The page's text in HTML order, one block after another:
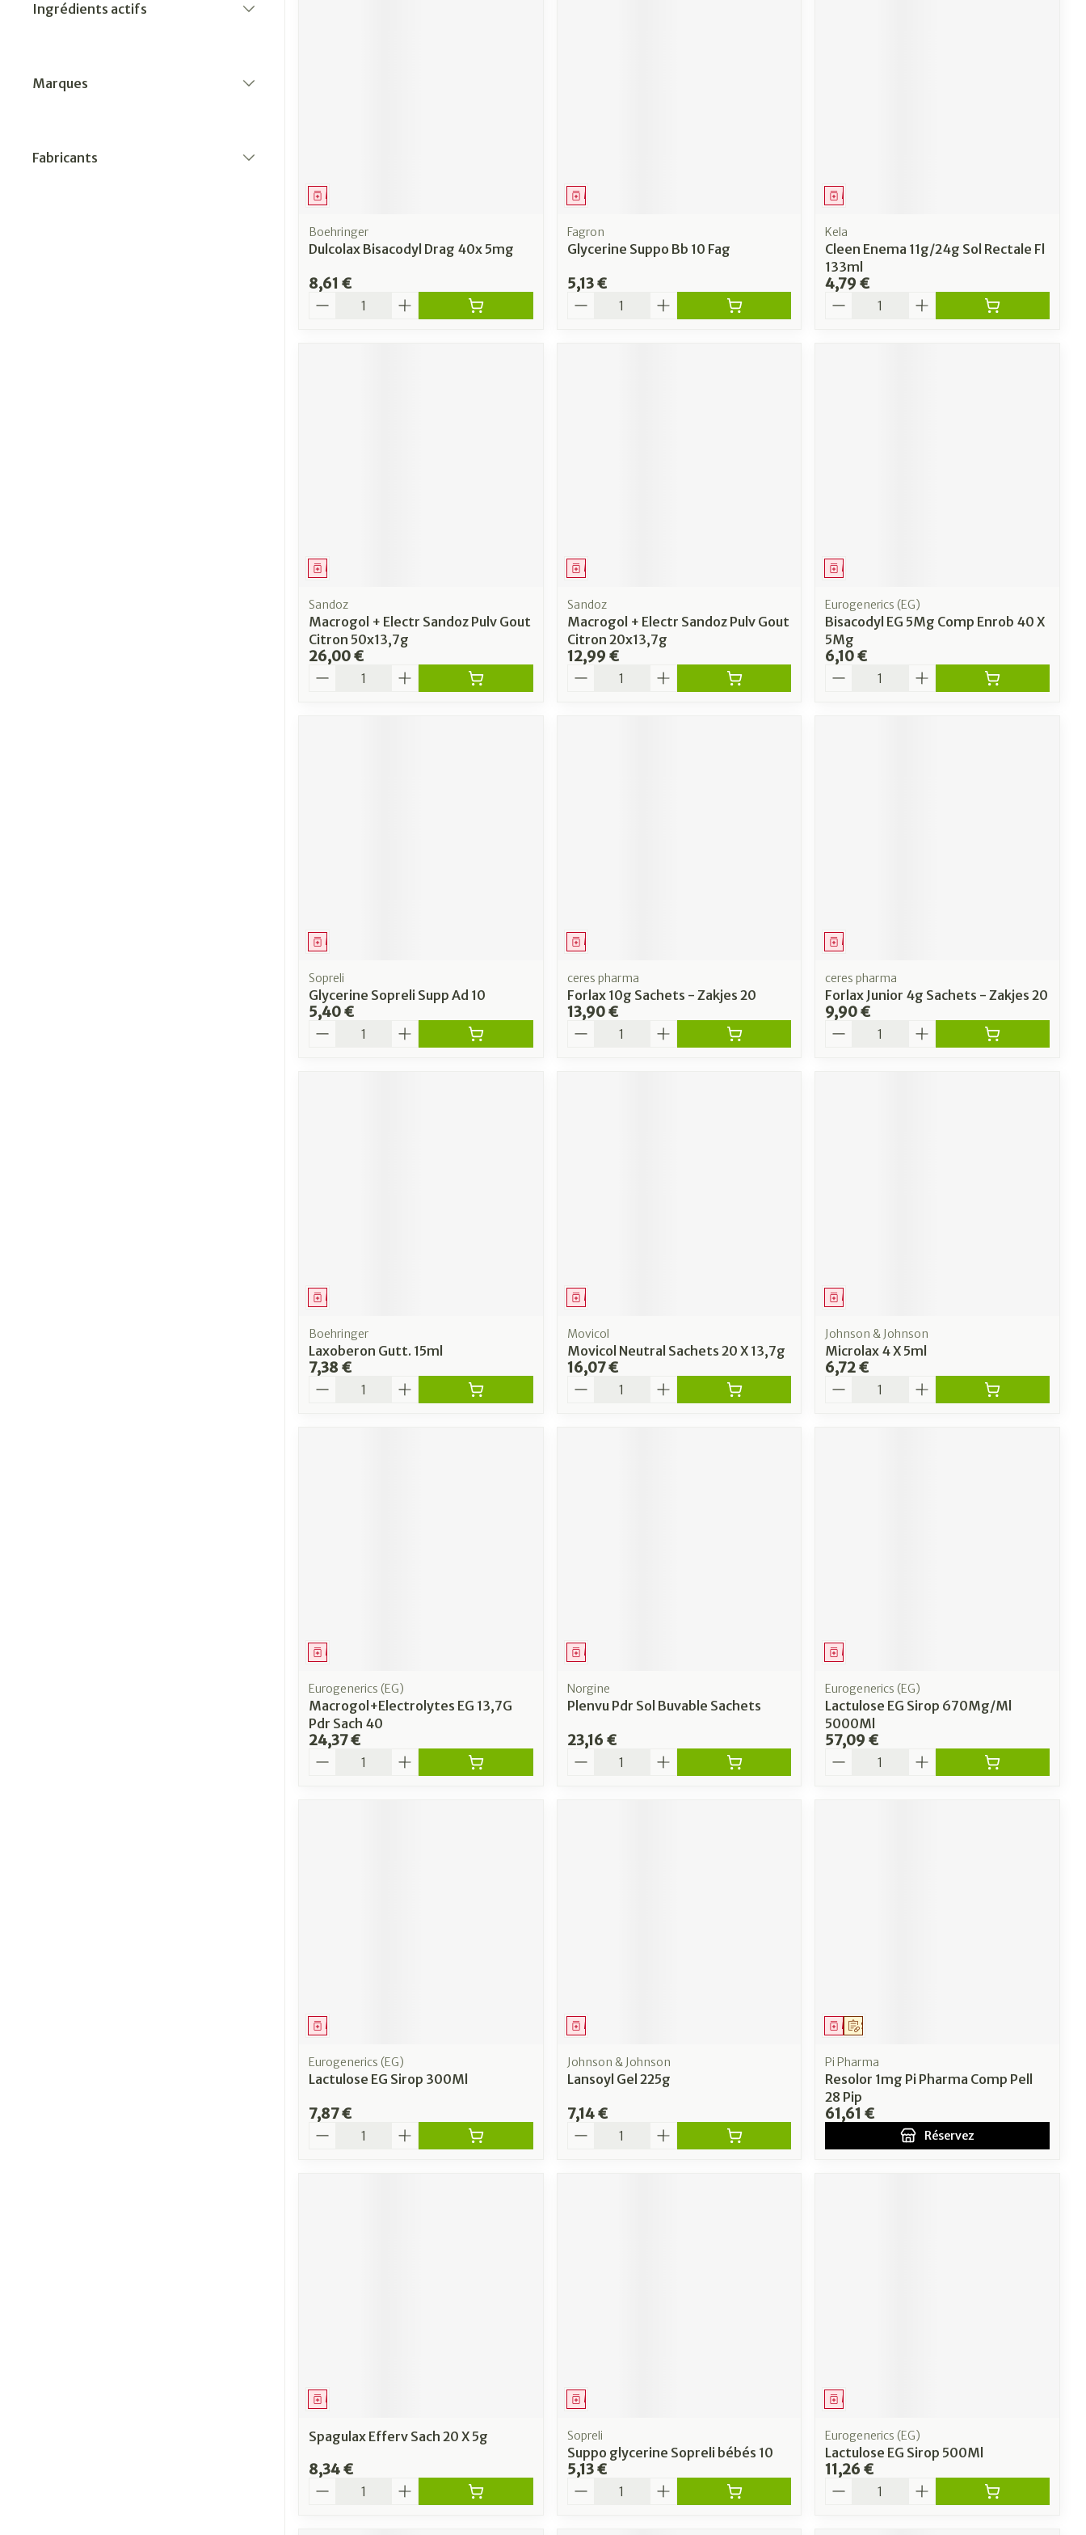
Ingrédients actifs
Marques
Fabricants
Médicament
Boehringer
Dulcolax Bisacodyl Drag 40x 5mg
8,61 €
Quantité
Médicament
Fagron
Glycerine Suppo Bb 10 Fag
5,13 €
Quantité
Médicament
Kela
Cleen Enema 11g/24g Sol Rectale Fl
133ml
4,79 €
Quantité
Médicament
Sandoz
Macrogol + Electr Sandoz Pulv Gout
Citron 50x13,7g
26,00 €
Quantité
Médicament
Sandoz
Macrogol + Electr Sandoz Pulv Gout
Citron 20x13,7g
12,99 €
Quantité
Médicament
Eurogenerics (EG)
Bisacodyl EG 5Mg Comp Enrob 40 X
5Mg
6,10 €
Quantité
Médicament
Sopreli
Glycerine Sopreli Supp Ad 10
5,40 €
Quantité
Médicament
ceres pharma
Forlax 10g Sachets - Zakjes 20
13,90 €
Quantité
Médicament
ceres pharma
Forlax Junior 4g Sachets - Zakjes 20
9,90 €
Quantité
Médicament
Boehringer
Laxoberon Gutt. 15ml
7,38 €
Quantité
Médicament
Movicol
Movicol Neutral Sachets 20 X 13,7g
16,07 €
Quantité
Médicament
Johnson & Johnson
Microlax 4 X 5ml
6,72 €
Quantité
Médicament
Eurogenerics (EG)
Macrogol+Electrolytes EG 13,7G
Pdr Sach 40
24,37 €
Quantité
Médicament
Norgine
Plenvu Pdr Sol Buvable Sachets
23,16 €
Quantité
Médicament
Eurogenerics (EG)
Lactulose EG Sirop 670Mg/Ml
5000Ml
57,09 €
Quantité
Médicament
Eurogenerics (EG)
Lactulose EG Sirop 300Ml
7,87 €
Quantité
Médicament
Johnson & Johnson
Lansoyl Gel 225g
7,14 €
Quantité
Sur prescription
Médicament
Pi Pharma
Resolor 1mg Pi Pharma Comp Pell
28 Pip
61,61 €
Réservez
Médicament
Spagulax Efferv Sach 20 X 5g
8,34 €
Quantité
Médicament
Sopreli
Suppo glycerine Sopreli bébés 10
5,13 €
Quantité
Médicament
Eurogenerics (EG)
Lactulose EG Sirop 500Ml
11,26 €
Quantité